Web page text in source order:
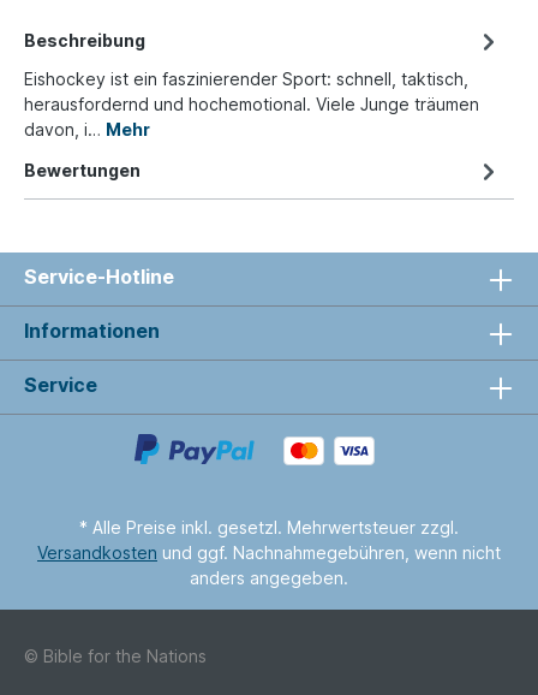
Beschreibung
Eishockey ist ein faszinierender Sport: schnell, taktisch,
herausfordernd und hochemotional. Viele Junge träumen
davon, i… Mehr
Bewertungen
Service-Hotline
Informationen
Service
* Alle Preise inkl. gesetzl. Mehrwertsteuer zzgl.
Versandkosten und ggf. Nachnahmegebühren, wenn nicht
anders angegeben.
© Bible for the Nations